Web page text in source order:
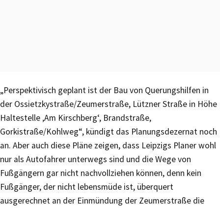
„Perspektivisch geplant ist der Bau von Querungshilfen in
der Ossietzkystraße/Zeumerstraße, Lützner Straße in Höhe
Haltestelle ‚Am Kirschberg‘, Brandstraße,
Gorkistraße/Kohlweg“, kündigt das Planungsdezernat noch
an. Aber auch diese Pläne zeigen, dass Leipzigs Planer wohl
nur als Autofahrer unterwegs sind und die Wege von
Fußgängern gar nicht nachvollziehen können, denn kein
Fußgänger, der nicht lebensmüde ist, überquert
ausgerechnet an der Einmündung der Zeumerstraße die